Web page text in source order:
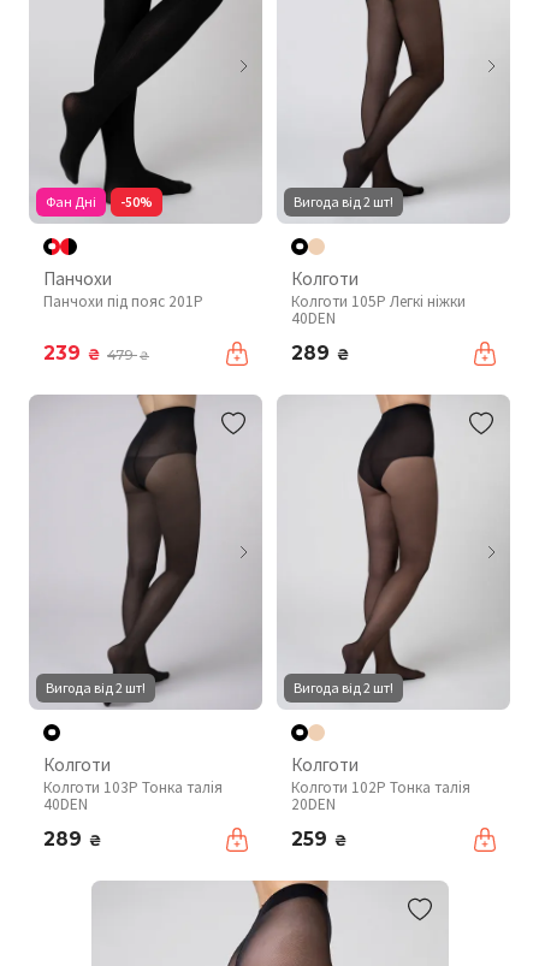
Фан Дні -50%
Панчохи
Панчохи під пояс 201P
239 ₴ 479₴
Вигода від 2 шт!
Колготи
Колготи 105P Легкі ніжки
40DEN
289 ₴
Вигода від 2 шт!
Колготи
Колготи 103P Тонка талія
40DEN
289 ₴
Вигода від 2 шт!
Колготи
Колготи 102P Тонка талія
20DEN
259 ₴